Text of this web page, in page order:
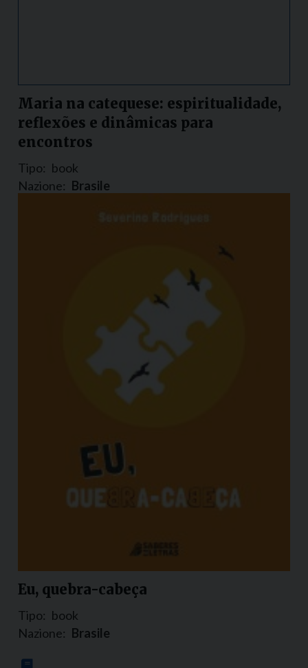
Maria na catequese: espiritualidade,
reflexões e dinâmicas para
encontros
Tipo: book
Nazione: Brasile
Eu, quebra-cabeça
Tipo: book
Nazione: Brasile